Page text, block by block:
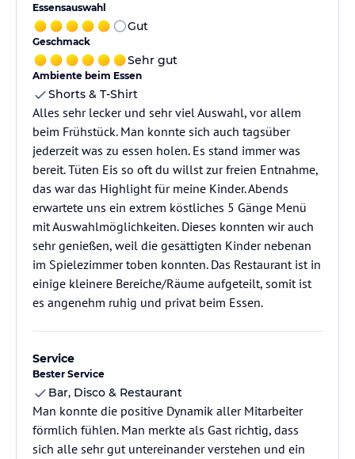
Essensauswahl
Gut
Geschmack
Sehr gut
Ambiente beim Essen
Shorts & T-Shirt
Alles sehr lecker und sehr viel Auswahl, vor allem
beim Frühstück. Man konnte sich auch tagsüber
jederzeit was zu essen holen. Es stand immer was
bereit. Tüten Eis so oft du willst zur freien Entnahme,
das war das Highlight für meine Kinder. Abends
erwartete uns ein extrem köstliches 5 Gänge Menü
mit Auswahlmöglichkeiten. Dieses konnten wir auch
sehr genießen, weil die gesättigten Kinder nebenan
im Spielezimmer toben konnten. Das Restaurant ist in
einige kleinere Bereiche/Räume aufgeteilt, somit ist
es angenehm ruhig und privat beim Essen.
Service
Bester Service
Bar, Disco & Restaurant
Man konnte die positive Dynamik aller Mitarbeiter
förmlich fühlen. Man merkte als Gast richtig, dass
sich alle sehr gut untereinander verstehen und ein